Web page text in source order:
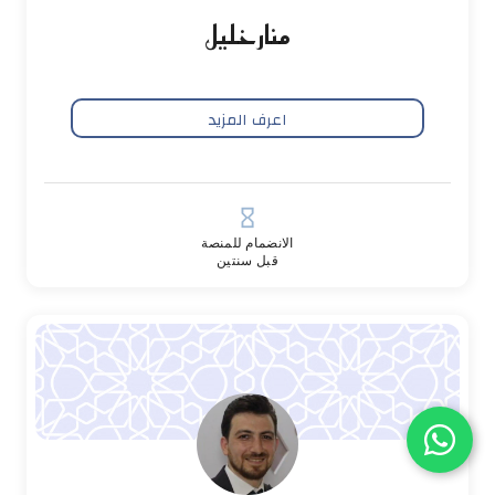
منار خليل
اعرف المزيد
hourglass_empty
الانضمام للمنصة
قبل سنتين